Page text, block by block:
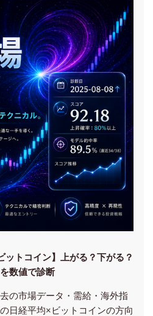
ットコイン】上がる？下がる？
数値で診断
の市場データ・需給・海外指
日経平均×ビットコインの方向